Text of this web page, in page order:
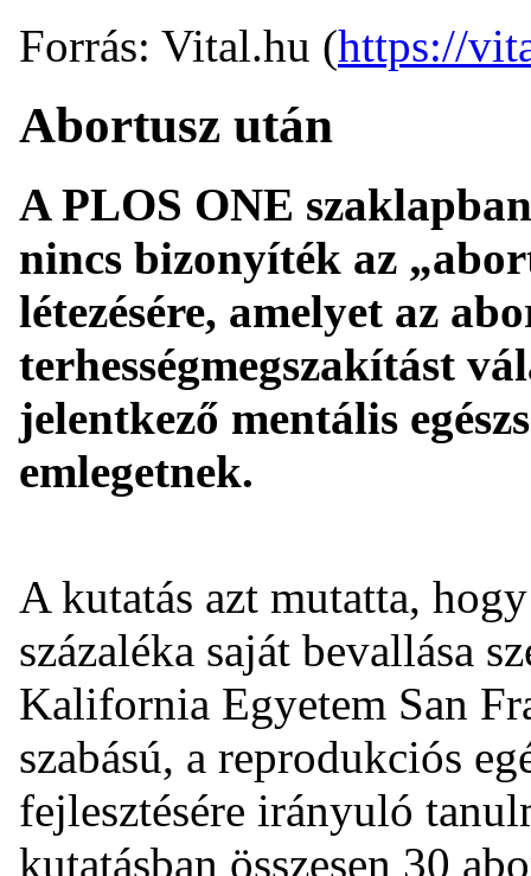
Forrás: Vital.hu (https://
Abortusz után
A PLOS ONE
nincs bizonyíték az
létezésére, amelyet az
terhességmegszakítást
jelentkező mentális
emlegetnek.
A kutatás azt mutatta,
százaléka saját bevallása
Kalifornia Egyetem San
szabású, a reprodukciós
fejlesztésére irányuló
kutatásban összesen 30